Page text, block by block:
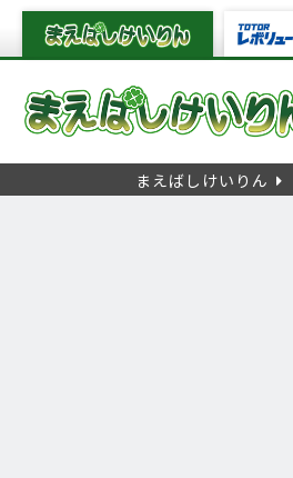
まえばしけいりん